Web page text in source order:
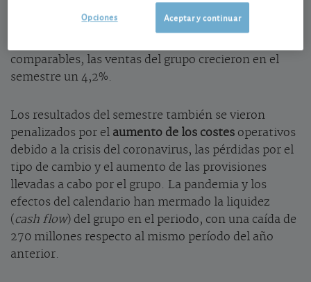
grupo luso, con la excepción de Biedronka en
Polonia que, con un peso del 70% en las ventas
comparables, las ventas del grupo crecieron en el
semestre un 4,2%.
Los resultados del semestre también se vieron
penalizados por el aumento de los costes operativos
debido a la crisis del coronavirus, las pérdidas por el
tipo de cambio y el aumento de las provisiones
llevadas a cabo por el grupo. La pandemia y los
efectos del calendario han mermado la liquidez
(cash flow) del grupo en el periodo, con una caída de
270 millones respecto al mismo período del año
anterior.
Aceptar y continuar
Opciones